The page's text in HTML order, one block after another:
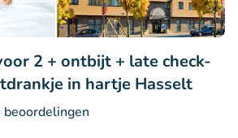
2 + ontbijt + late check-
in hartje Hasselt
beoordelingen